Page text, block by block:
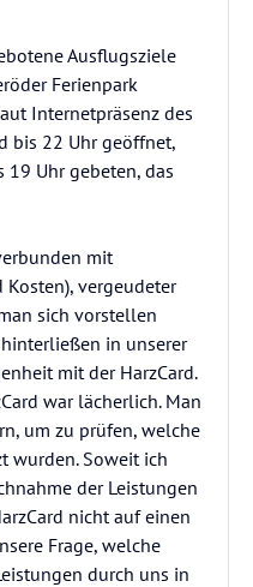
Ausflugsziele
Ferienpark
Internetpräsenz des
bis 22 Uhr geöffnet,
Uhr gebeten, das
mit
vergeudeter
sich vorstellen
in unserer
mit der HarzCard.
war lächerlich. Man
um zu prüfen, welche
wurden. Soweit ich
der Leistungen
nicht auf einen
Frage, welche
durch uns in